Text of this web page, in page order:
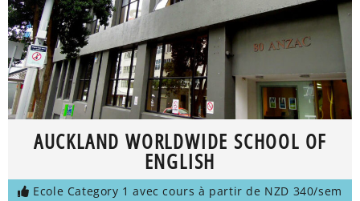
AUCKLAND WORLDWIDE SCHOOL OF
ENGLISH
Ecole Category 1 avec cours à partir de NZD 340/sem